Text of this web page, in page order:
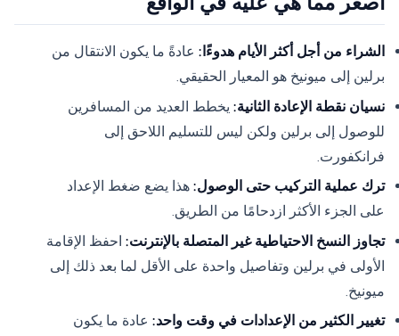
الشراء من أجل أكثر الأيام هدوءًا: عادةً ما يكون الانتقال من
برلين إلى ميونيخ هو المعيار الحقيقي.
نسيان نقطة الإعادة الثانية: يخطط العديد من المسافرين
للوصول إلى برلين ولكن ليس للتسليم اللاحق إلى
فرانكفورت.
ترك عملية التركيب حتى الوصول: هذا يضع ضغط الإعداد
على الجزء الأكثر ازدحامًا من الطريق.
تجاوز النسخ الاحتياطية غير المتصلة بالإنترنت: احفظ الإقامة
الأولى في برلين وتفاصيل واحدة على الأقل لما بعد ذلك إلى
ميونيخ.
تغيير الكثير من الإعدادات في وقت واحد: عادة ما يكون